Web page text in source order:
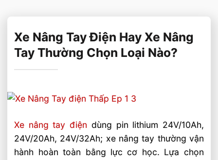
Xe Nâng Tay Điện Hay Xe Nâng
Tay Thường Chọn Loại Nào?
Xe nâng tay điện dùng pin lithium 24V/10Ah,
24V/20Ah, 24V/32Ah; xe nâng tay thường vận
hành hoàn toàn bằng lực cơ học. Lựa chọn